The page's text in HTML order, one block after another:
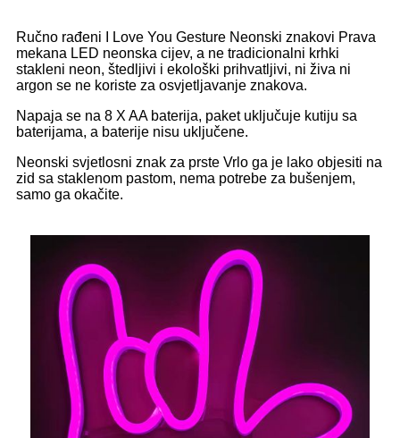
Ručno rađeni I Love You Gesture Neonski znakovi Prava
mekana LED neonska cijev, a ne tradicionalni krhki
stakleni neon, štedljivi i ekološki prihvatljivi, ni živa ni
argon se ne koriste za osvjetljavanje znakova.
Napaja se na 8 X AA baterija, paket uključuje kutiju sa
baterijama, a baterije nisu uključene.
Neonski svjetlosni znak za prste Vrlo ga je lako objesiti na
zid sa staklenom pastom, nema potrebe za bušenjem,
samo ga okačite.